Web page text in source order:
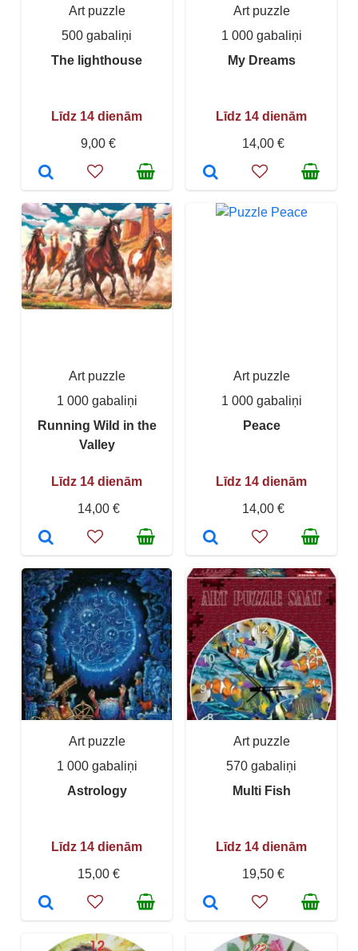
Art puzzle
500 gabaliņi
The lighthouse
Līdz 14 dienām
9,00 €
Art puzzle
1 000 gabaliņi
My Dreams
Līdz 14 dienām
14,00 €
Art puzzle
1 000 gabaliņi
Running Wild in the
Valley
Līdz 14 dienām
14,00 €
Art puzzle
1 000 gabaliņi
Peace
Līdz 14 dienām
14,00 €
Art puzzle
1 000 gabaliņi
Astrology
Līdz 14 dienām
15,00 €
Art puzzle
570 gabaliņi
Multi Fish
Līdz 14 dienām
19,50 €